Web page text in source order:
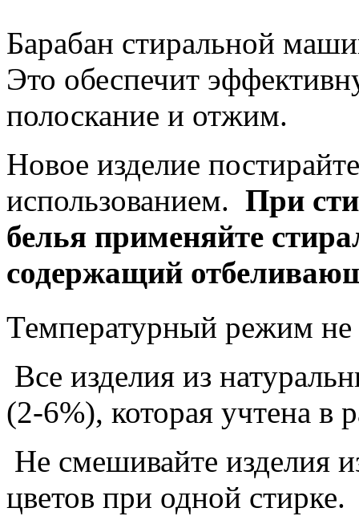
Барабан стиральной
Это обеспечит
полоскание и отжим.
Новое изделие
использованием. При
белья применяйте
содержащий
Температурный режим
Все изделия из
(2-6%), которая учтена в
Не смешивайте изделия
цветов при одной стирке.